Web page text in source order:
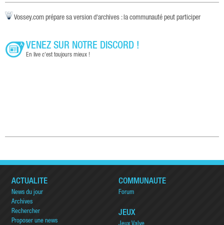
Vossey.com prépare sa version d'archives : la communauté peut participer
VENEZ SUR NOTRE DISCORD !
En live c'est toujours mieux !
ACTUALITÉ
News du jour
Archives
Rechercher
Proposer une news
COMMUNAUTÉ
Forum
JEUX